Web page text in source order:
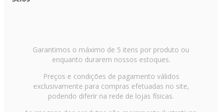
Garantimos o máximo de 5 itens por produto ou
enquanto durarem nossos estoques.
Preços e condições de pagamento válidos
exclusivamente para compras efetuadas no site,
podendo diferir na rede de lojas físicas.